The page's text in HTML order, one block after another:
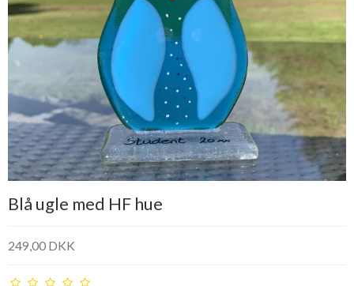
Blå ugle med HF hue
249,00 DKK